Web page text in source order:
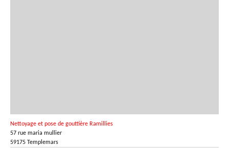
Nettoyage et pose de gouttière Ramillies
57 rue maria mullier
59175 Templemars